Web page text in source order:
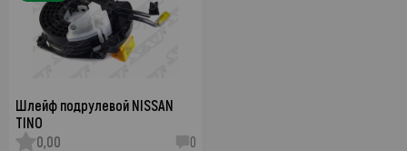
Шлейф подрулевой NISSAN
TINO
0,00
0